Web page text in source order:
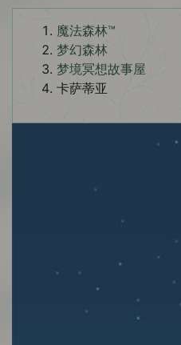
魔法森林™
梦幻森林
梦境冥想故事屋
卡萨蒂亚